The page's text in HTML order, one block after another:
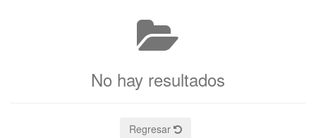
No hay resultados
Regresar